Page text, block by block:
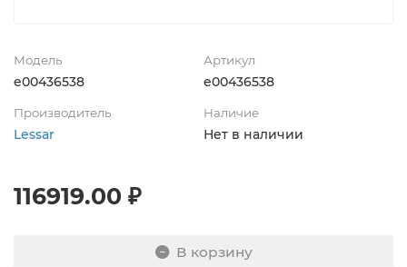
Модель
e00436538
Артикул
e00436538
Производитель
Lessar
Наличие
Нет в наличии
116919.00 ₽
В корзину